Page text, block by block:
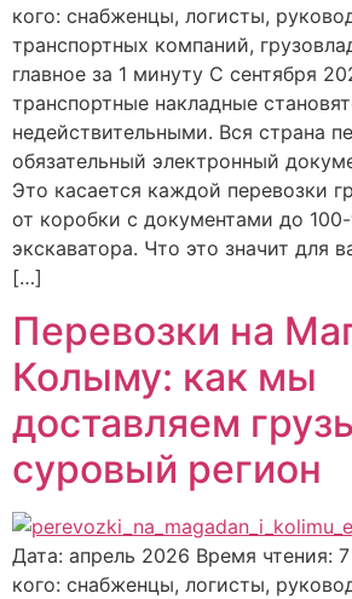
кого: снабженцы, логисты,
транспортных компаний,
главное за 1 минуту С сентября
транспортные накладные
недействительными. Вся страна
обязательный электронный
Это касается каждой перевозки
от коробки с документами до
экскаватора. Что это значит для
[…]
Перевозки на
Колыму: как мы
доставляем
суровый регион
Дата: апрель 2026 Время чтения:
кого: снабженцы, логисты,